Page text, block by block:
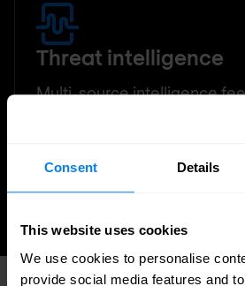
Consent Details
This website uses cookies
We use cookies to personalise
provide social media features and
Threat intelligence
Multi-source intelligence
iedere detectie. IOC
belangrijkste feeds.